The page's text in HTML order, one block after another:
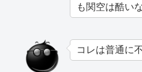
も関空は酷い
コレは普通に